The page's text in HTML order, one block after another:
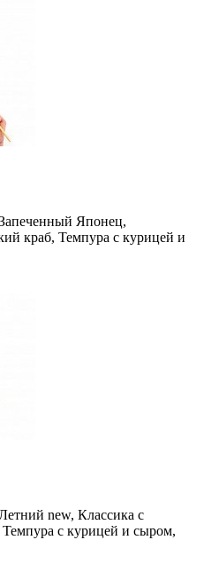
Японец,
краб, Темпура с курицей и
new, Классика с
с курицей и сыром,